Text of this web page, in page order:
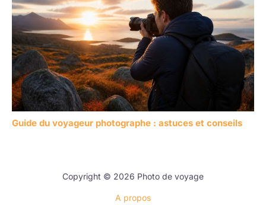
Guide du voyageur photographe : astuces et conseils
Copyright © 2026 Photo de voyage
A propos